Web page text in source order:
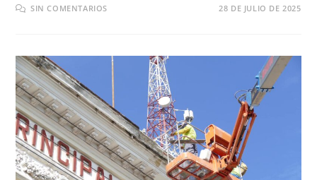
SIN COMENTARIOS 28 DE JULIO DE 2025